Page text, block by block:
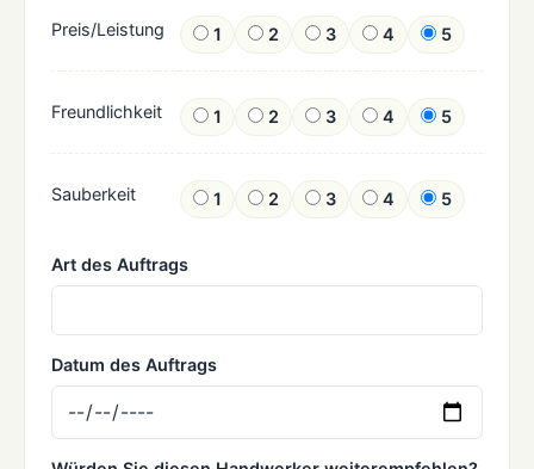
Preis/Leistung 1 2 3 4 5
Freundlichkeit 1 2 3 4 5
Sauberkeit 1 2 3 4 5
Art des Auftrags
Datum des Auftrags